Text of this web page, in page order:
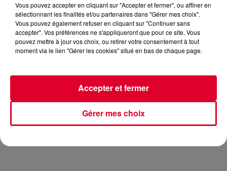
Le jeune français originaire de Caen vient de sortir son
pour évoquer cet EP, sa musique et bien d’autres choses.
Surtout, il a ensuite joué en Live. C’est bon. Planant. Merci
Fakear.
Vous pouvez accepter en cliquant sur "Accepter et fermer", ou affiner en
sélectionnant les finalités et/ou partenaires dans "Gérer mes choix".
Vous pouvez également refuser en cliquant sur "Continuer sans
accepter". Vos préférences ne s'appliqueront que pour ce site. Vous
pouvez mettre à jour vos choix, ou retirer votre consentement à tout
moment via le lien "Gérer les cookies" situé en bas de chaque page.
Gérer mes choix
Accepter et fermer